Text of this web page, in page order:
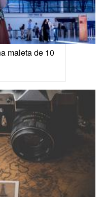
maleta de 10